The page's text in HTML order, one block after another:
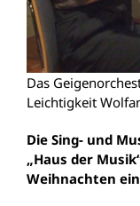
Das
Leichtigkeit
Die Sing- und
„Haus der
Weihnachten